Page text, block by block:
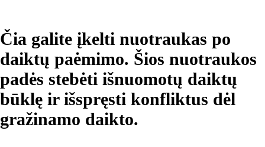
Čia galite įkelti nuotraukas po
daiktų paėmimo. Šios nuotraukos
padės stebėti išnuomotų daiktų
būklę ir išspręsti konfliktus dėl
gražinamo daikto.